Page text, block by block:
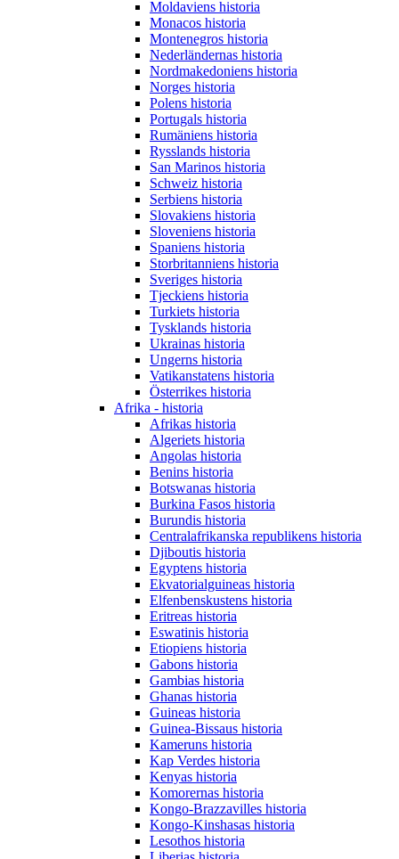
Moldaviens historia
Monacos historia
Montenegros historia
Nederländernas historia
Nordmakedoniens historia
Norges historia
Polens historia
Portugals historia
Rumäniens historia
Rysslands historia
San Marinos historia
Schweiz historia
Serbiens historia
Slovakiens historia
Sloveniens historia
Spaniens historia
Storbritanniens historia
Sveriges historia
Tjeckiens historia
Turkiets historia
Tysklands historia
Ukrainas historia
Ungerns historia
Vatikanstatens historia
Österrikes historia
Afrika - historia
Afrikas historia
Algeriets historia
Angolas historia
Benins historia
Botswanas historia
Burkina Fasos historia
Burundis historia
Centralafrikanska republikens historia
Djiboutis historia
Egyptens historia
Ekvatorialguineas historia
Elfenbenskustens historia
Eritreas historia
Eswatinis historia
Etiopiens historia
Gabons historia
Gambias historia
Ghanas historia
Guineas historia
Guinea-Bissaus historia
Kameruns historia
Kap Verdes historia
Kenyas historia
Komorernas historia
Kongo-Brazzavilles historia
Kongo-Kinshasas historia
Lesothos historia